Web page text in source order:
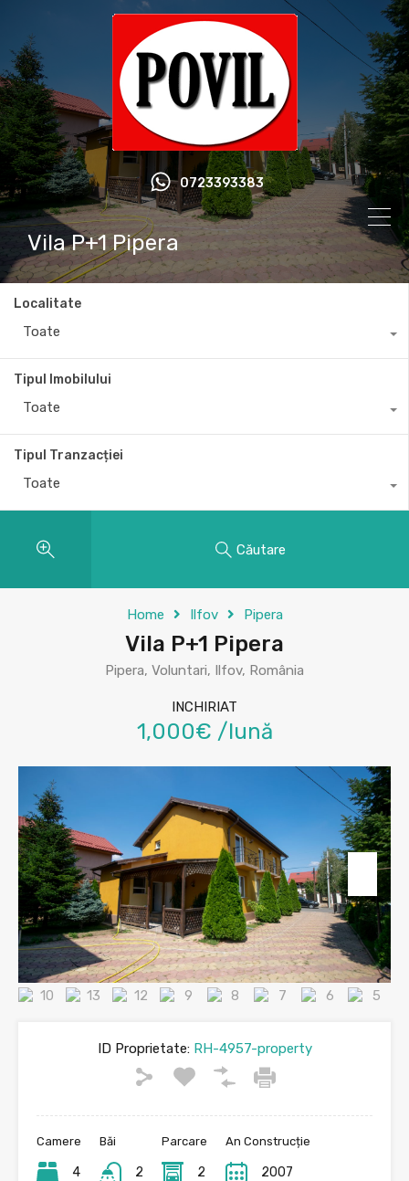
0723393383
Vila P+1 Pipera
Localitate
Toate
Tipul Imobilului
Toate
Tipul Tranzacției
Toate
Căutare
Home Ilfov Pipera
Vila P+1 Pipera
Pipera, Voluntari, Ilfov, România
INCHIRIAT
1,000€ /lună
ID Proprietate:RH-4957-property
Camere
4
Băi
2
Parcare
2
An Construcție
2007